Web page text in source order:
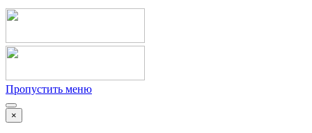
Пропустить меню
×